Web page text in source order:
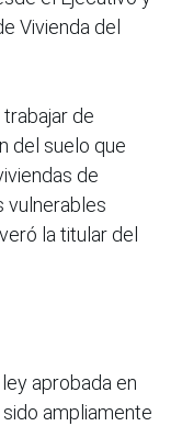
Vivienda del
trabajar de
del suelo que
de
vulnerables
la titular del
aprobada en
sido ampliamente